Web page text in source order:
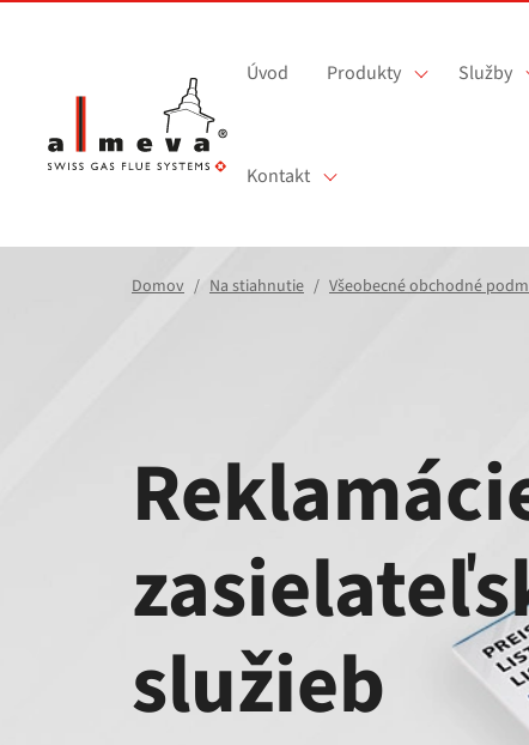
Úvod Produkty Služby
Kontakt
Domov Na stiahnutie Všeobecné obchodné
služieb